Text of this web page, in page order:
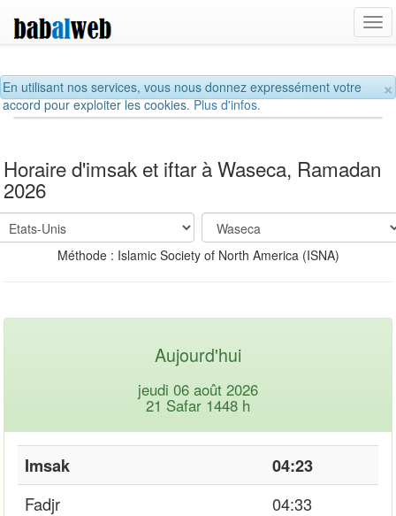
×
En utilisant nos services, vous nous donnez expressément votre
accord pour exploiter les cookies.Plus d'infos.
Horaire d'imsak et iftar à Waseca, Ramadan
2026
Méthode : Islamic Society of North America (ISNA)
Aujourd'hui
jeudi 06 août 2026
21 Safar 1448 h
Imsak
04:23
Fadjr
04:33